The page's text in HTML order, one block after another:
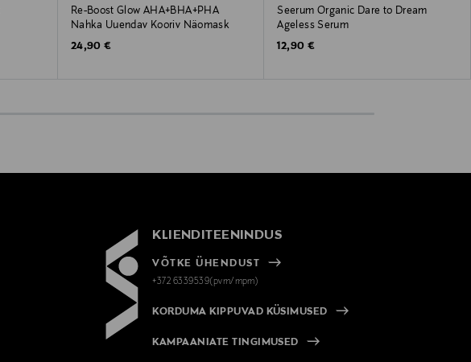
Re-Boost Glow AHA+BHA+PHA
Nahka Uuendav Kooriv Näomask
Original Price
24,90 €
Seerum Organic Dare to Dream
Ageless Serum
Original Price
12,90 €
KLIENDITEENINDUS
VÕTKE ÜHENDUST
+372 6339539(pvm/mpm)
KORDUMA KIPPUVAD KÜSIMUSED
KAMPAANIATE TINGIMUSED